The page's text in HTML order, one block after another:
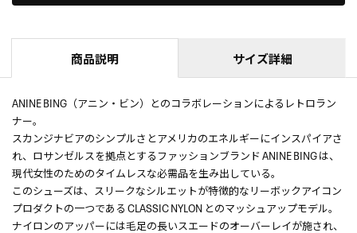
商品説明 サイズ詳細
ANINE BING（アニン・ビン）とのコラボレーションによるレトロラン
ナー。
スカンジナビアのシンプルさとアメリカのエネルギーにインスパイアさ
れ、ロサンゼルスを拠点とするファッションブランド ANINE BING は、
現代女性のためのタイムレスな必需品を生み出している。
このシューズは、スリークなシルエットが特徴的なリーボックアイコン
プロダクトの一つである CLASSIC NYLON とのマッシュアップモデル。
ナイロンのアッパーには毛足の長いスエードのオーバーレイが施され、